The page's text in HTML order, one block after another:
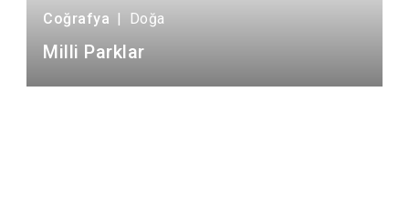
Coğrafya | Doğa
Milli Parklar